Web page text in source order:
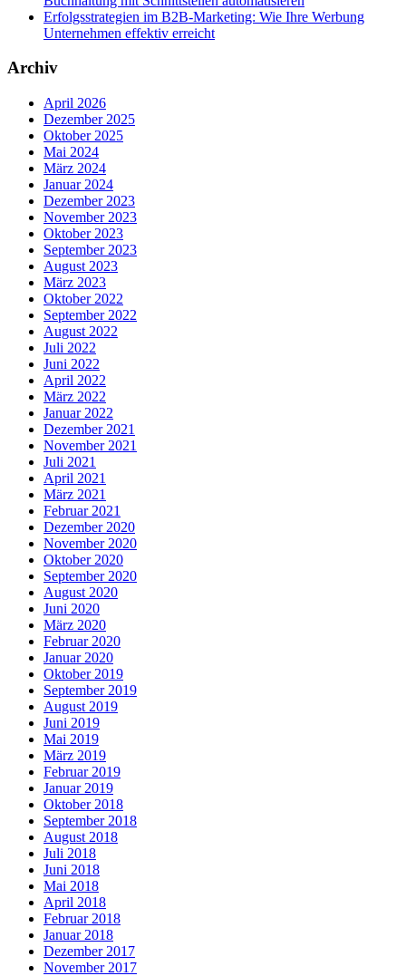
Erfolgsstrategien im B2B-Marketing: Wie Ihre Werbung
Unternehmen effektiv erreicht
Archiv
April 2026
Dezember 2025
Oktober 2025
Mai 2024
März 2024
Januar 2024
Dezember 2023
November 2023
Oktober 2023
September 2023
August 2023
März 2023
Oktober 2022
September 2022
August 2022
Juli 2022
Juni 2022
April 2022
März 2022
Januar 2022
Dezember 2021
November 2021
Juli 2021
April 2021
März 2021
Februar 2021
Dezember 2020
November 2020
Oktober 2020
September 2020
August 2020
Juni 2020
März 2020
Februar 2020
Januar 2020
Oktober 2019
September 2019
August 2019
Juni 2019
Mai 2019
März 2019
Februar 2019
Januar 2019
Oktober 2018
September 2018
August 2018
Juli 2018
Juni 2018
Mai 2018
April 2018
Februar 2018
Januar 2018
Dezember 2017
November 2017